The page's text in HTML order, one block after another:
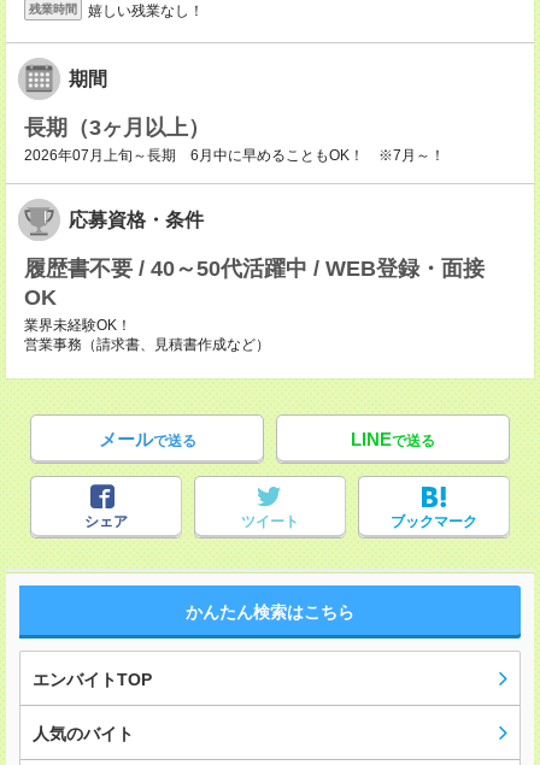
残業時間 嬉しい残業なし！
期間
長期（3ヶ月以上）
2026年07月上旬～長期 6月中に早めることもOK！ ※7月～！
応募資格・条件
履歴書不要 / 40～50代活躍中 / WEB登録・面接
OK
業界未経験OK！
営業事務（請求書、見積書作成など）
メールで送る LINEで送る
シェア ツイート ブックマーク
かんたん検索はこちら
エンバイトTOP
人気のバイト